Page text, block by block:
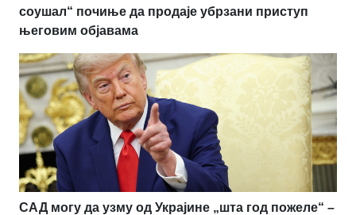
соушал“ почиње да продаје убрзани приступ
његовим објавама
САД могу да узму од Украјине „шта год пожеле“ –